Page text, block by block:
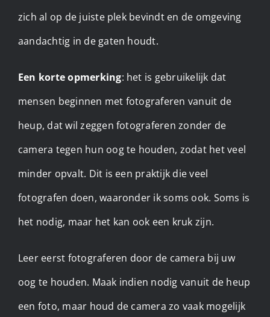
zich al op de juiste plek bevindt en de omgeving
aandachtig in de gaten houdt.
Een korte opmerking: het is gebruikelijk dat
mensen beginnen met fotograferen vanuit de
heup, dat wil zeggen fotograferen zonder de
camera tegen hun oog te houden, zodat het veel
minder opvalt. Dit is een praktijk die veel
fotografen doen, waaronder ik soms ook. Soms is
het nodig, maar het kan ook een kruk zijn.
Leer eerst fotograferen door de camera bij uw
oog te houden. Maak indien nodig vanuit de heup
een foto, maar houd de camera zo vaak mogelijk